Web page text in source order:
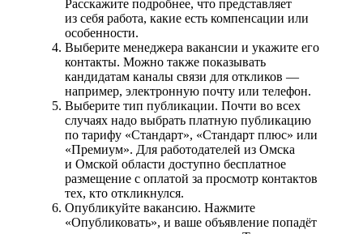
Расскажите подробнее, что представляет
из себя работа, какие есть компенсации или
особенности.
Выберите менеджера вакансии и укажите его
контакты. Можно также показывать
кандидатам каналы связи для откликов —
например, электронную почту или телефон.
Выберите тип публикации. Почти во всех
случаях надо выбрать платную публикацию
по тарифу «Стандарт», «Стандарт плюс» или
«Премиум». Для работодателей из Омска
и Омской области доступно бесплатное
размещение с оплатой за просмотр контактов
тех, кто откликнулся.
Опубликуйте вакансию. Нажмите
«Опубликовать», и ваше объявление попадёт